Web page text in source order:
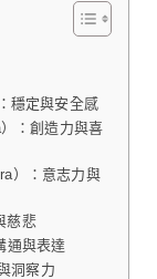
穩定與安全感
：創造力與喜
）：意志力與
慈悲
通與表達
洞察力